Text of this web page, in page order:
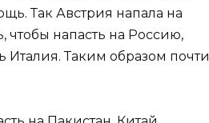
Так Австрия напала на
напасть на Россию,
Таким образом почти